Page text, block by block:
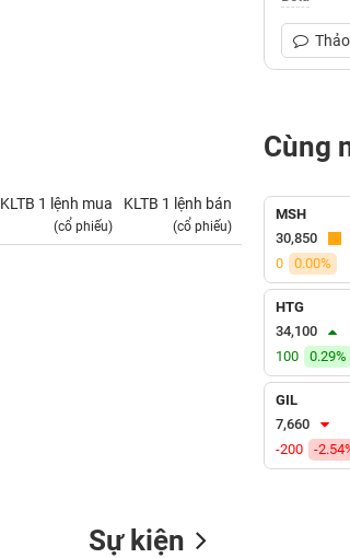
KLTB 1 lệnh mua
(cổ phiếu)
KLTB 1 lệnh bán
(cổ phiếu)
Cùng
MSH
30,850
0
0.00%
HTG
34,100
100
0.29%
GIL
7,660
-200
-
Sự kiện